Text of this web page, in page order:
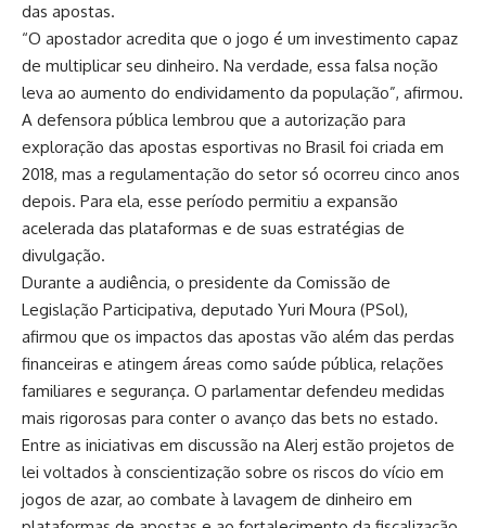
das apostas.
“O apostador acredita que o jogo é um investimento capaz
de multiplicar seu dinheiro. Na verdade, essa falsa noção
leva ao aumento do endividamento da população”, afirmou.
A defensora pública lembrou que a autorização para
exploração das apostas esportivas no Brasil foi criada em
2018, mas a regulamentação do setor só ocorreu cinco anos
depois. Para ela, esse período permitiu a expansão
acelerada das plataformas e de suas estratégias de
divulgação.
Durante a audiência, o presidente da Comissão de
Legislação Participativa, deputado Yuri Moura (PSol),
afirmou que os impactos das apostas vão além das perdas
financeiras e atingem áreas como saúde pública, relações
familiares e segurança. O parlamentar defendeu medidas
mais rigorosas para conter o avanço das bets no estado.
Entre as iniciativas em discussão na Alerj estão projetos de
lei voltados à conscientização sobre os riscos do vício em
jogos de azar, ao combate à lavagem de dinheiro em